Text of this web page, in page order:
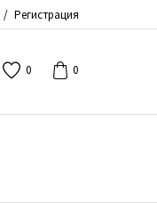
/ Регистрация
0 0